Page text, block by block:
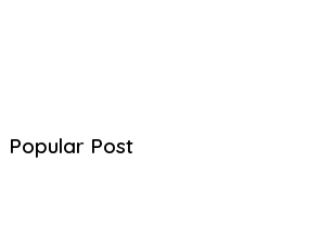
Popular Post